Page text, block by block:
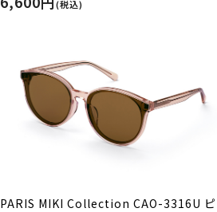
(税込)
PARIS MIKI Collection CAO-3316U ピ